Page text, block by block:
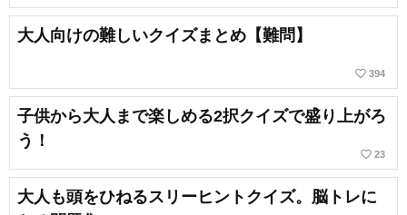
大人向けの難しいクイズまとめ【難問】
favorite_border 394
子供から大人まで楽しめる2択クイズで盛り上がろ
う！
favorite_border 23
大人も頭をひねるスリーヒントクイズ。脳トレに